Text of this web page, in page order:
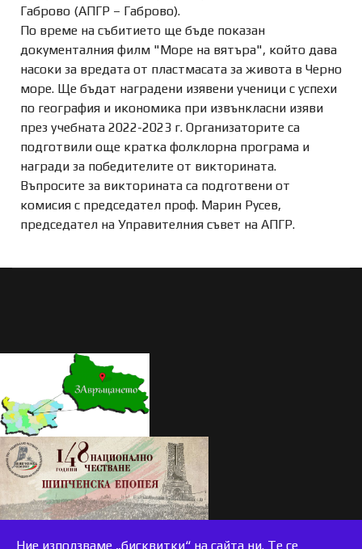
Габрово (АПГР – Габрово).
По време на събитието ще бъде показан
документалния филм "Море на вятъра", който дава
насоки за вредата от пластмасата за живота в Черно
море. Ще бъдат наградени изявени ученици с успехи
по география и икономика при извънкласни изяви
през учебната 2022-2023 г. Организаторите са
подготвили още кратка фолклорна програма и
награди за победителите от викторината.
Въпросите за викторината са подготвени от
комисия с председател проф. Марин Русев,
председател на Управителния съвет на АПГР.
Ние използваме „бисквитки“ на сайта ни. Те се